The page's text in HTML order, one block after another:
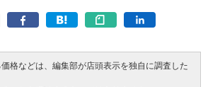
格などは、編集部が店頭表示を独自に調査した